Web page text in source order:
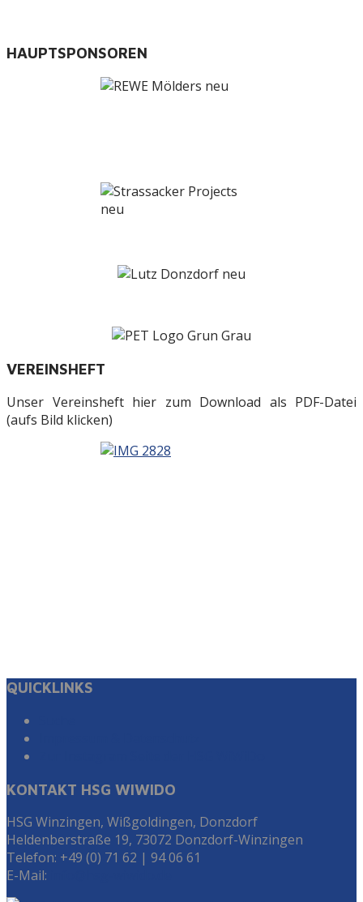
HAUPTSPONSOREN
VEREINSHEFT
Unser Vereinsheft hier zum Download als PDF-Datei
(aufs Bild klicken)
QUICKLINKS
KONTAKT HSG WIWIDO
HSG Winzingen, Wißgoldingen, Donzdorf
Heldenberstraße 19, 73072 Donzdorf-Winzingen
Telefon: +49 (0) 71 62 | 94 06 61
E-Mail: